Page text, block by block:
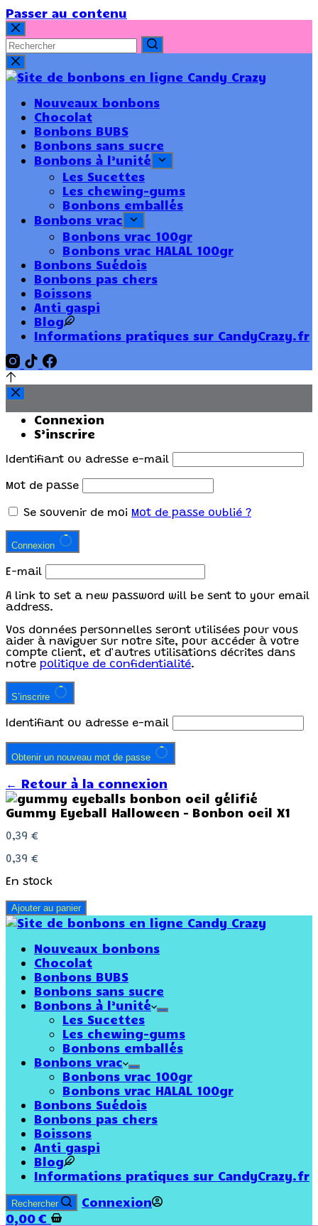
Passer au contenu
Nouveaux bonbons
Chocolat
Bonbons BUBS
Bonbons sans sucre
Bonbons à l’unité
Les Sucettes
Les chewing-gums
Bonbons emballés
Bonbons vrac
Bonbons vrac 100gr
Bonbons vrac HALAL 100gr
Bonbons Suédois
Bonbons pas chers
Boissons
Anti gaspi
Blog
Informations pratiques sur CandyCrazy.fr
Connexion
S’inscrire
Identifiant ou adresse e-mail
Mot de passe
Se souvenir de moi Mot de passe oublié ?
Connexion
E-mail
A link to set a new password will be sent to your email
address.
Vos données personnelles seront utilisées pour vous
aider à naviguer sur notre site, pour accéder à votre
compte client, et d'autres utilisations décrites dans
notre politique de confidentialité.
S’inscrire
Identifiant ou adresse e-mail
Obtenir un nouveau mot de passe
← Retour à la connexion
Gummy Eyeball Halloween – Bonbon oeil X1
0,39 €
0,39 €
En stock
Ajouter au panier
Nouveaux bonbons
Chocolat
Bonbons BUBS
Bonbons sans sucre
Bonbons à l’unité
Les Sucettes
Les chewing-gums
Bonbons emballés
Bonbons vrac
Bonbons vrac 100gr
Bonbons vrac HALAL 100gr
Bonbons Suédois
Bonbons pas chers
Boissons
Anti gaspi
Blog
Informations pratiques sur CandyCrazy.fr
Rechercher
Connexion
0,00 €